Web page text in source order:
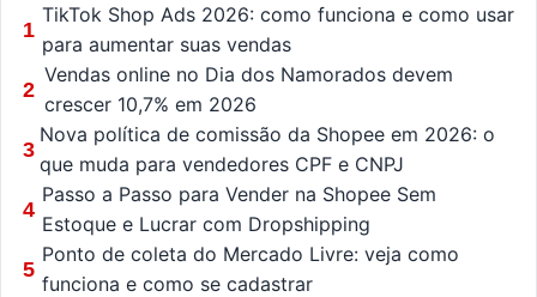
1
TikTok Shop Ads 2026: como funciona e como usar
para aumentar suas vendas
2
Vendas online no Dia dos Namorados devem
crescer 10,7% em 2026
3
Nova política de comissão da Shopee em 2026: o
que muda para vendedores CPF e CNPJ
4
Passo a Passo para Vender na Shopee Sem
Estoque e Lucrar com Dropshipping
5
Ponto de coleta do Mercado Livre: veja como
funciona e como se cadastrar